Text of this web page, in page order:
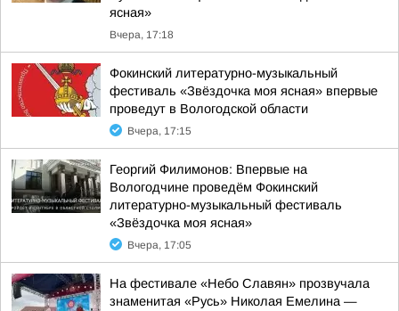
ясная»
Вчера, 17:18
Фокинский литературно-музыкальный
фестиваль «Звёздочка моя ясная» впервые
проведут в Вологодской области
Вчера, 17:15
Георгий Филимонов: Впервые на
Вологодчине проведём Фокинский
литературно-музыкальный фестиваль
«Звёздочка моя ясная»
Вчера, 17:05
На фестивале «Небо Славян» прозвучала
знаменитая «Русь» Николая Емелина —